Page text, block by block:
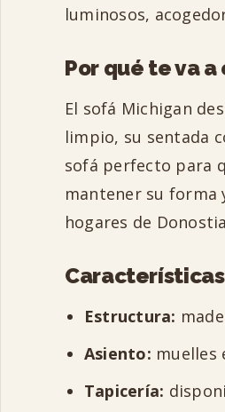
luminosos,
Por qué te va
El sofá Michigan
limpio, su sentada
sofá perfecto para
mantener su forma
hogares de
Estructura:
Asiento: muelles
Tapicería: